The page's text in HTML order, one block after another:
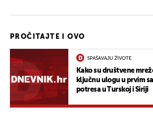
PROČITAJTE I OVO
SPAŠAVAJU ŽIVOTE
Kako su društvene
ključnu ulogu u prvim
potresa u Turskoj i Siriji